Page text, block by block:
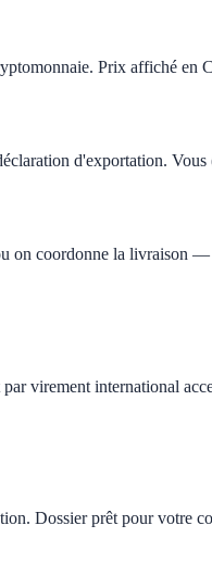
Prix affiché
d'exportation.
on coordonne la livraison
virement international
Dossier prêt pour votre